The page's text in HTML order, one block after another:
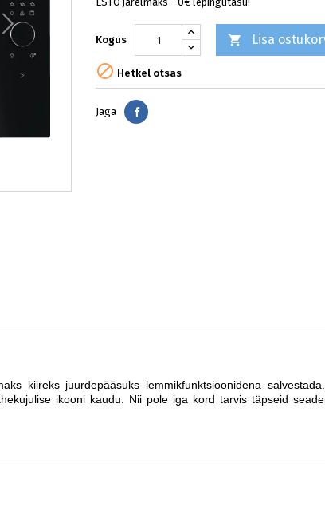
Kogus  Lisa
 Hetkel otsas
Jaga Jaga
kiireks juurdepääsuks lemmikfunktsioonidena
ikooni kaudu. Nii pole iga kord tarvis täpseid